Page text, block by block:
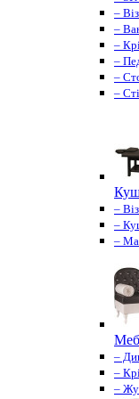
–
–
–
–
–
–
–
–
–
–
–
–